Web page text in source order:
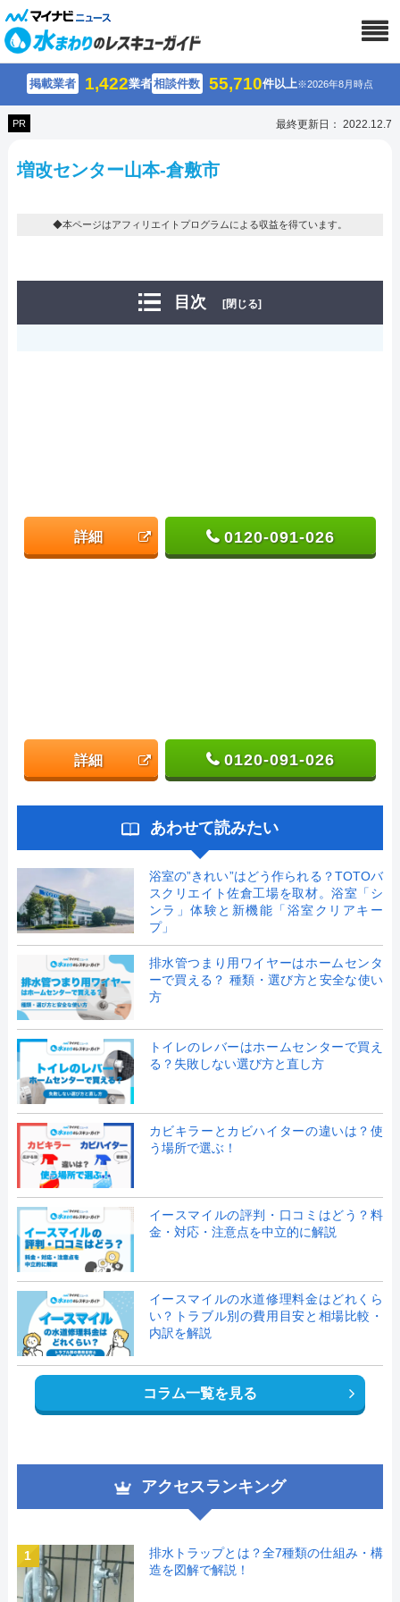
掲載業者 1,422業者相談件数 55,710件以上※2026年8月時点
PR 最終更新日： 2022.12.7
増改センター山本-倉敷市
◆本ページはアフィリエイトプログラムによる収益を得ています。
目次 [閉じる]
詳細 0120-091-026
詳細 0120-091-026
あわせて読みたい
浴室の”きれい”はどう作られる？TOTOバ
スクリエイト佐倉工場を取材。浴室「シ
ンラ」体験と新機能「浴室クリアキー
プ」
排水管つまり用ワイヤーはホームセンタ
ーで買える？ 種類・選び方と安全な使い
方
トイレのレバーはホームセンターで買え
る？失敗しない選び方と直し方
カビキラーとカビハイターの違いは？使
う場所で選ぶ！
イースマイルの評判・口コミはどう？料
金・対応・注意点を中立的に解説
イースマイルの水道修理料金はどれくら
い？トラブル別の費用目安と相場比較・
内訳を解説
コラム一覧を見る
アクセスランキング
1
排水トラップとは？全7種類の仕組み・構
造を図解で解説！